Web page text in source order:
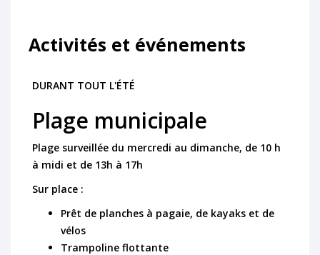
Activités et événements
DURANT TOUT L'ÉTÉ
Plage municipale
Plage surveillée du mercredi au dimanche, de 10 h
à midi et de 13h à 17h
Sur place :
Prêt de planches à pagaie, de kayaks et de
vélos
Trampoline flottante